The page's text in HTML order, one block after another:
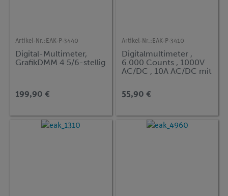
Artikel-Nr.: EAK-P-3440
Digital-Multimeter,
GrafikDMM 4 5/6-stellig
199,90 €
Artikel-Nr.: EAK-P-3410
Digitalmultimeter ,
6.000 Counts , 1000V
AC/DC , 10A AC/DC mit
55,90 €